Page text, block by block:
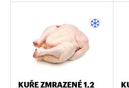
KUŘE ZMRAZENÉ 1,2